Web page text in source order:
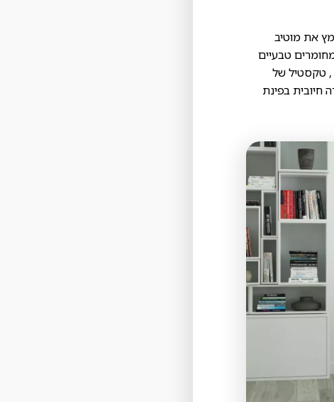
את מוטיב
טבעיים
, טקסטיל של
חיובית בפינת